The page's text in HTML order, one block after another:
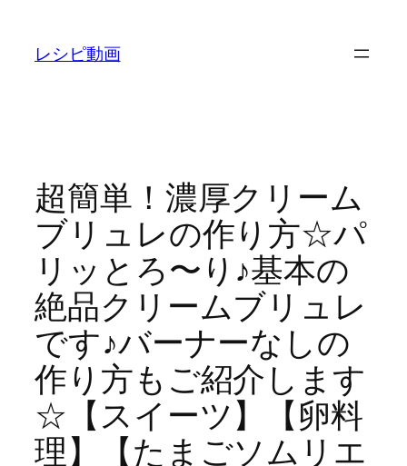
レシピ動画
超簡単！濃厚クリーム
ブリュレの作り方☆パ
リッとろ〜り♪基本の
絶品クリームブリュレ
です♪バーナーなしの
作り方もご紹介します
☆【スイーツ】【卵料
理】【たまごソムリエ